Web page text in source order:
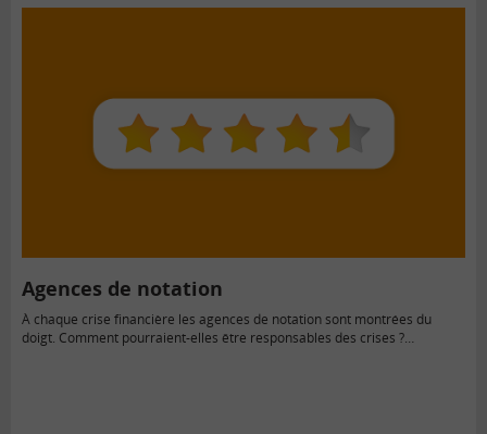
Agences de notation
À chaque crise financière les agences de notation sont montrées du
doigt. Comment pourraient-elles être responsables des crises ?…